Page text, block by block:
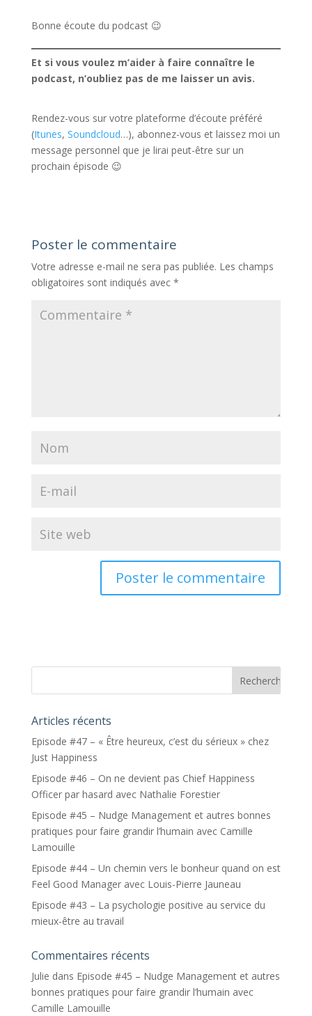
Bonne écoute du podcast 😉
Et si vous voulez m’aider à faire connaître le
podcast, n’oubliez pas de me laisser un avis.
Rendez-vous sur votre plateforme d’écoute préféré
(Itunes, Soundcloud…), abonnez-vous et laissez moi un
message personnel que je lirai peut-être sur un
prochain épisode 😉
Poster le commentaire
Votre adresse e-mail ne sera pas publiée. Les champs
obligatoires sont indiqués avec *
Articles récents
Episode #47 – « Être heureux, c’est du sérieux » chez
Just Happiness
Episode #46 – On ne devient pas Chief Happiness
Officer par hasard avec Nathalie Forestier
Episode #45 – Nudge Management et autres bonnes
pratiques pour faire grandir l’humain avec Camille
Lamouille
Episode #44 – Un chemin vers le bonheur quand on est
Feel Good Manager avec Louis-Pierre Jauneau
Episode #43 – La psychologie positive au service du
mieux-être au travail
Commentaires récents
Julie dans Episode #45 – Nudge Management et autres
bonnes pratiques pour faire grandir l’humain avec
Camille Lamouille